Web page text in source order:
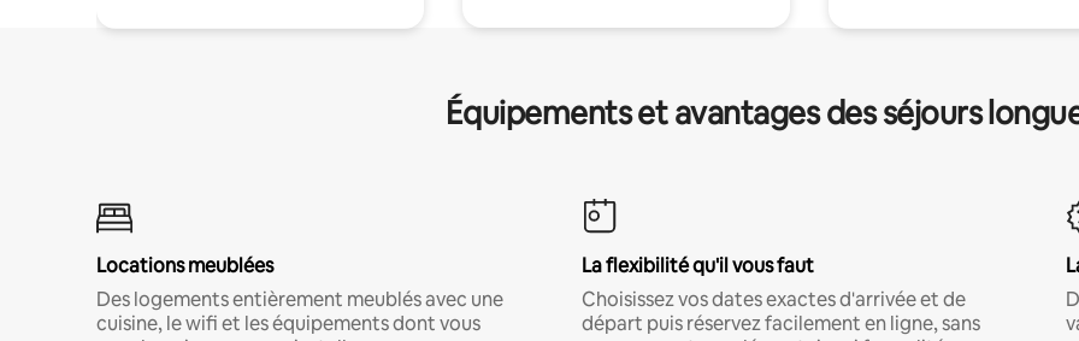
Équipements et avantages des séjours
Locations meublées
Des logements entièrement meublés avec une
cuisine, le wifi et les équipements dont vous
La flexibilité qu'il vous faut
Choisissez vos dates exactes d'arrivée et de
départ puis réservez facilement en ligne, sans